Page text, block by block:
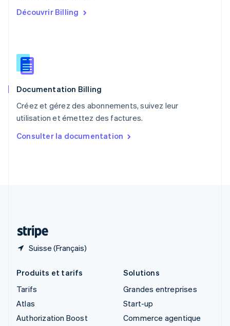
Découvrir Billing
Documentation Billing
Créez et gérez des abonnements, suivez leur
utilisation et émettez des factures.
Consulter la documentation
Suisse (Français)
Português English
English
Roumanie
Royaume-Uni
Singapour
English 简体中文
English
Produits et tarifs
Tarifs
Atlas
Authorization Boost
Solutions
Grandes entreprises
Start-up
Commerce agentique